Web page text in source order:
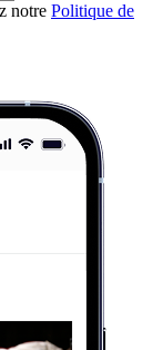
notre Politique de